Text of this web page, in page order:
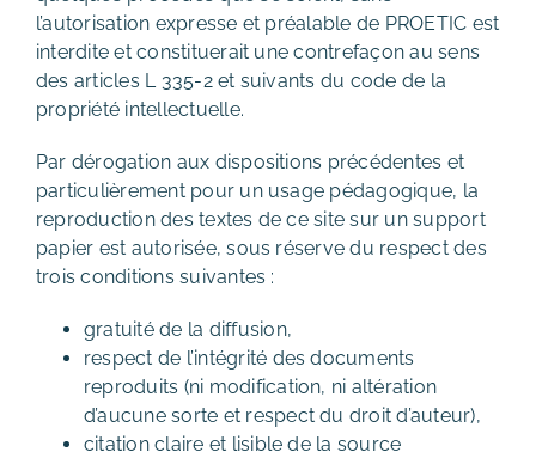
l’autorisation expresse et préalable de PROETIC est
interdite et constituerait une contrefaçon au sens
des articles L 335-2 et suivants du code de la
propriété intellectuelle.
Par dérogation aux dispositions précédentes et
particulièrement pour un usage pédagogique, la
reproduction des textes de ce site sur un support
papier est autorisée, sous réserve du respect des
trois conditions suivantes :
gratuité de la diffusion,
respect de l’intégrité des documents
reproduits (ni modification, ni altération
d’aucune sorte et respect du droit d’auteur),
citation claire et lisible de la source